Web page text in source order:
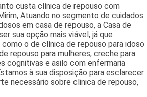
custa clínica de repouso com
Atuando no segmento de cuidados
em casa de repouso, a Casa de
sua opção mais viável, já que
o de clínica de repouso para idoso
repouso para mulheres, creche para
cognitivas e asilo com enfermaria
à sua disposição para esclarecer
necessário sobre clinica de repouso,